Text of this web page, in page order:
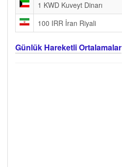
1 KWD Kuveyt Dinarı
100 IRR İran Riyali
Günlük Hareketli Ortalamalar